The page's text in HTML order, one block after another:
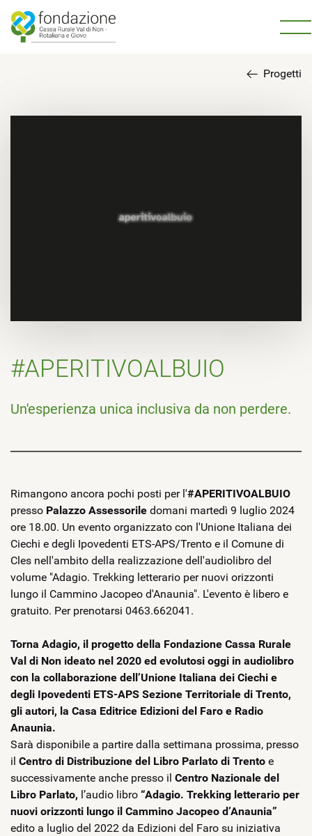
Progetti
#APERITIVOALBUIO
Un'esperienza unica inclusiva da non perdere.
Rimangono ancora pochi posti per l'#APERITIVOALBUIO
presso Palazzo Assessorile domani martedì 9 luglio 2024
ore 18.00. Un evento organizzato con l'Unione Italiana dei
Ciechi e degli Ipovedenti ETS-APS/Trento e il Comune di
Cles nell'ambito della realizzazione dell'audiolibro del
volume "Adagio. Trekking letterario per nuovi orizzonti
lungo il Cammino Jacopeo d'Anaunia". L'evento è libero e
gratuito. Per prenotarsi 0463.662041.
Torna Adagio, il progetto della Fondazione Cassa Rurale
Val di Non ideato nel 2020 ed evolutosi oggi in audiolibro
con la collaborazione dell’Unione Italiana dei Ciechi e
degli Ipovedenti ETS-APS Sezione Territoriale di Trento,
gli autori, la Casa Editrice Edizioni del Faro e Radio
Anaunia.
Sarà disponibile a partire dalla settimana prossima, presso
il Centro di Distribuzione del Libro Parlato di Trento e
successivamente anche presso il Centro Nazionale del
Libro Parlato, l’audio libro “Adagio. Trekking letterario per
nuovi orizzonti lungo il Cammino Jacopeo d’Anaunia”
edito a luglio del 2022 da Edizioni del Faro su iniziativa